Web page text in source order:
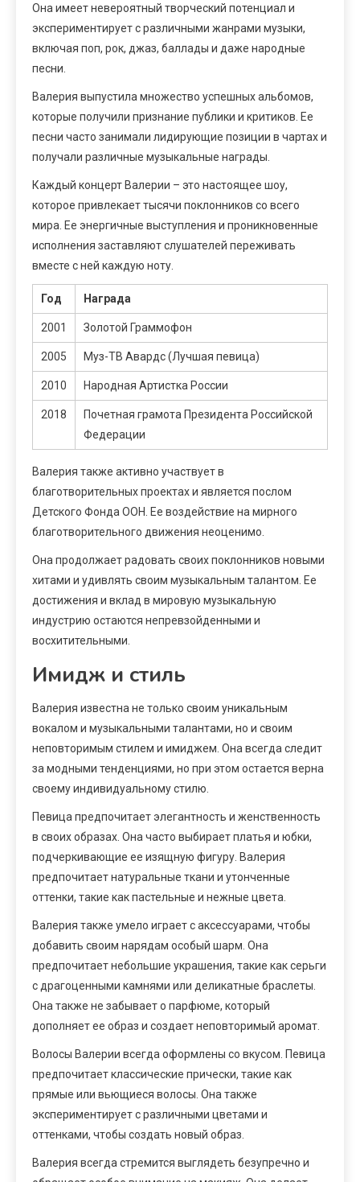
Она имеет невероятный творческий потенциал и
экспериментирует с различными жанрами музыки,
включая поп, рок, джаз, баллады и даже народные
песни.
Валерия выпустила множество успешных альбомов,
которые получили признание публики и критиков. Ее
песни часто занимали лидирующие позиции в чартах и
получали различные музыкальные награды.
Каждый концерт Валерии – это настоящее шоу,
которое привлекает тысячи поклонников со всего
мира. Ее энергичные выступления и проникновенные
исполнения заставляют слушателей переживать
вместе с ней каждую ноту.
Год Награда
2001 Золотой Граммофон
2005 Муз-ТВ Авардс (Лучшая певица)
2010 Народная Артистка России
2018
Почетная грамота Президента Российской
Федерации
Валерия также активно участвует в
благотворительных проектах и является послом
Детского Фонда ООН. Ее воздействие на мирного
благотворительного движения неоценимо.
Она продолжает радовать своих поклонников новыми
хитами и удивлять своим музыкальным талантом. Ее
достижения и вклад в мировую музыкальную
индустрию остаются непревзойденными и
восхитительными.
Имидж и стиль
Валерия известна не только своим уникальным
вокалом и музыкальными талантами, но и своим
неповторимым стилем и имиджем. Она всегда следит
за модными тенденциями, но при этом остается верна
своему индивидуальному стилю.
Певица предпочитает элегантность и женственность
в своих образах. Она часто выбирает платья и юбки,
подчеркивающие ее изящную фигуру. Валерия
предпочитает натуральные ткани и утонченные
оттенки, такие как пастельные и нежные цвета.
Валерия также умело играет с аксессуарами, чтобы
добавить своим нарядам особый шарм. Она
предпочитает небольшие украшения, такие как серьги
с драгоценными камнями или деликатные браслеты.
Она также не забывает о парфюме, который
дополняет ее образ и создает неповторимый аромат.
Волосы Валерии всегда оформлены со вкусом. Певица
предпочитает классические прически, такие как
прямые или вьющиеся волосы. Она также
экспериментирует с различными цветами и
оттенками, чтобы создать новый образ.
Валерия всегда стремится выглядеть безупречно и